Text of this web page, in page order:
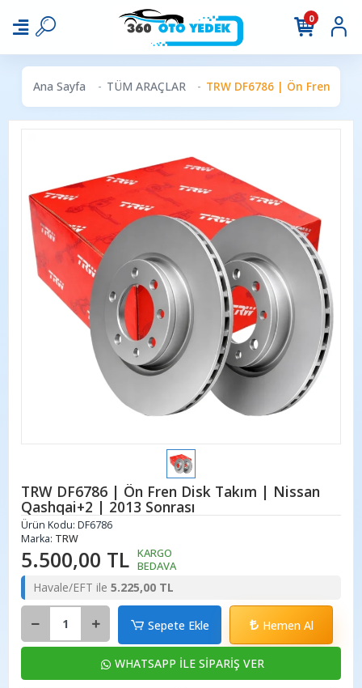
0
Ana Sayfa TÜM ARAÇLAR TRW DF6786 | Ön Fren
TRW DF6786 | Ön Fren Disk Takım | Nissan
Qashqai+2 | 2013 Sonrası
Ürün Kodu: DF6786
Marka: TRW
5.500,00 TL KARGO
BEDAVA
Havale/EFT ile 5.225,00 TL
Sepete Ekle Hemen Al
WHATSAPP İLE SİPARİŞ VER